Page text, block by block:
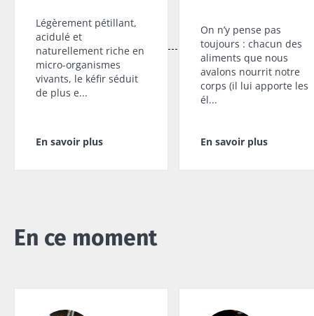
Légèrement pétillant,
acidulé et
naturellement riche en
micro-organismes
vivants, le kéfir séduit
de plus e...
En savoir plus
On n’y pense pas
toujours : chacun des
aliments que nous
avalons nourrit notre
corps (il lui apporte les
él...
En savoir plus
En ce moment